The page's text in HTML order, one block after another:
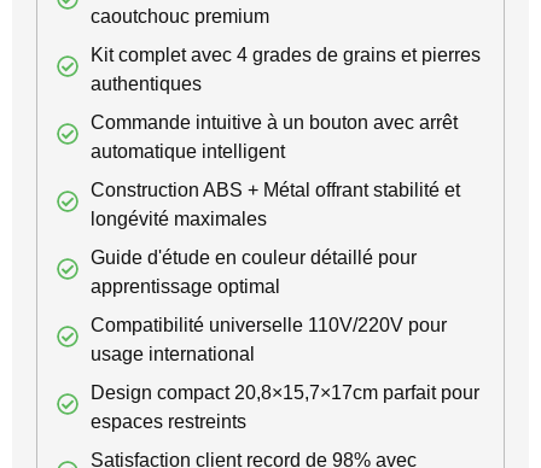
caoutchouc premium
Kit complet avec 4 grades de grains et pierres
authentiques
Commande intuitive à un bouton avec arrêt
automatique intelligent
Construction ABS + Métal offrant stabilité et
longévité maximales
Guide d'étude en couleur détaillé pour
apprentissage optimal
Compatibilité universelle 110V/220V pour
usage international
Design compact 20,8×15,7×17cm parfait pour
espaces restreints
Satisfaction client record de 98% avec